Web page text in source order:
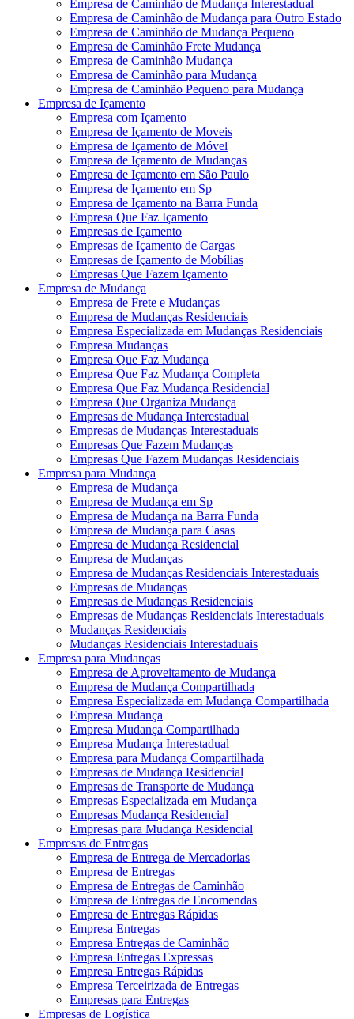
Empresa de Caminhão de Mudança Interestadual
Empresa de Caminhão de Mudança para Outro Estado
Empresa de Caminhão de Mudança Pequeno
Empresa de Caminhão Frete Mudança
Empresa de Caminhão Mudança
Empresa de Caminhão para Mudança
Empresa de Caminhão Pequeno para Mudança
Empresa de Içamento
Empresa com Içamento
Empresa de Içamento de Moveis
Empresa de Içamento de Móvel
Empresa de Içamento de Mudanças
Empresa de Içamento em São Paulo
Empresa de Içamento em Sp
Empresa de Içamento na Barra Funda
Empresa Que Faz Içamento
Empresas de Içamento
Empresas de Içamento de Cargas
Empresas de Içamento de Mobílias
Empresas Que Fazem Içamento
Empresa de Mudança
Empresa de Frete e Mudanças
Empresa de Mudanças Residenciais
Empresa Especializada em Mudanças Residenciais
Empresa Mudanças
Empresa Que Faz Mudança
Empresa Que Faz Mudança Completa
Empresa Que Faz Mudança Residencial
Empresa Que Organiza Mudança
Empresas de Mudança Interestadual
Empresas de Mudanças Interestaduais
Empresas Que Fazem Mudanças
Empresas Que Fazem Mudanças Residenciais
Empresa para Mudança
Empresa de Mudança
Empresa de Mudança em Sp
Empresa de Mudança na Barra Funda
Empresa de Mudança para Casas
Empresa de Mudança Residencial
Empresa de Mudanças
Empresa de Mudanças Residenciais Interestaduais
Empresas de Mudanças
Empresas de Mudanças Residenciais
Empresas de Mudanças Residenciais Interestaduais
Mudanças Residenciais
Mudanças Residenciais Interestaduais
Empresa para Mudanças
Empresa de Aproveitamento de Mudança
Empresa de Mudança Compartilhada
Empresa Especializada em Mudança Compartilhada
Empresa Mudança
Empresa Mudança Compartilhada
Empresa Mudança Interestadual
Empresa para Mudança Compartilhada
Empresas de Mudança Residencial
Empresas de Transporte de Mudança
Empresas Especializada em Mudança
Empresas Mudança Residencial
Empresas para Mudança Residencial
Empresas de Entregas
Empresa de Entrega de Mercadorias
Empresa de Entregas
Empresa de Entregas de Caminhão
Empresa de Entregas de Encomendas
Empresa de Entregas Rápidas
Empresa Entregas
Empresa Entregas de Caminhão
Empresa Entregas Expressas
Empresa Entregas Rápidas
Empresa Terceirizada de Entregas
Empresas para Entregas
Empresas de Logística